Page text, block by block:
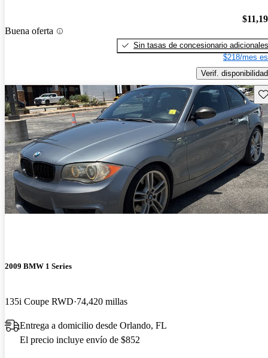
Buena oferta
Sin tasas de concesionario adicionales
$218/mes
Verif. disponibilidad
2009 BMW 1 Series
135i Coupe RWD 74,420 millas
Entrega a domicilio desde Orlando, FL
El precio incluye envío de $852